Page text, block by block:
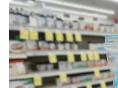
KatadataOto
Langganan Newsletter
Email